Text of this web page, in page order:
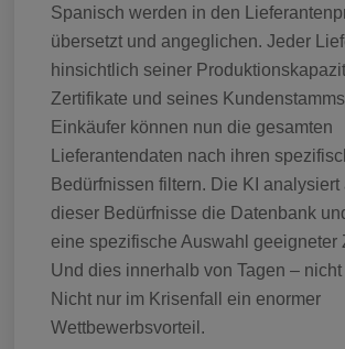
Spanisch werden in den
übersetzt und angeglichen. Jeder
hinsichtlich seiner
Zertifikate und seines
Einkäufer können nun die gesamten
Lieferantendaten nach ihren
Bedürfnissen filtern. Die KI analysiert
dieser Bedürfnisse die Datenbank
eine spezifische Auswahl geeigneter
Und dies innerhalb von Tagen – nicht
Nicht nur im Krisenfall ein enormer
Wettbewerbsvorteil.